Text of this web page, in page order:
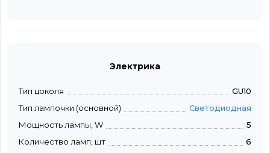
Электрика
Тип цоколя
GU10
Тип лампочки (основной)
Светодиодная
Мощность лампы, W
5
Количество ламп, шт
6